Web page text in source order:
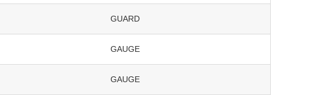
GUARD
GAUGE
GAUGE